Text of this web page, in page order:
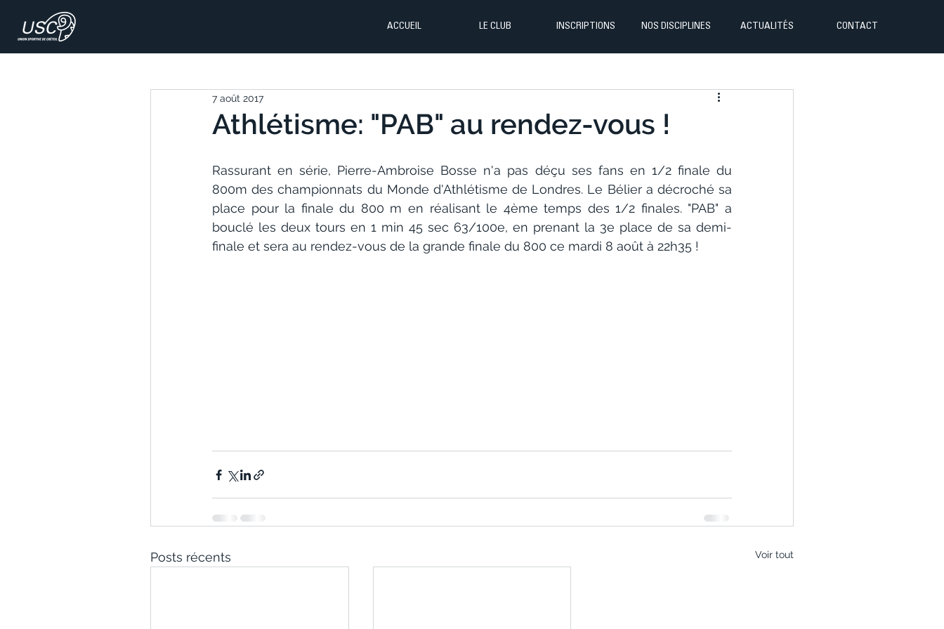
ACCUEIL LE CLUB INSCRIPTIONS NOS DISCIPLINES ACTUALITÉS CONTACT
Athlétisme: "PAB" au rendez-vous !
7 août 2017
Rassurant en série, Pierre-Ambroise Bosse n'a pas déçu ses fans en 1/2 finale du
800m des championnats du Monde d'Athlétisme de Londres. Le Bélier a décroché sa
place pour la finale du 800 m en réalisant le 4ème temps des 1/2 finales. "PAB" a
bouclé les deux tours en 1 min 45 sec 63/100e, en prenant la 3e place de sa demi-
finale et sera au rendez-vous de la grande finale du 800 ce mardi 8 août à 22h35 !
Posts récents Voir tout